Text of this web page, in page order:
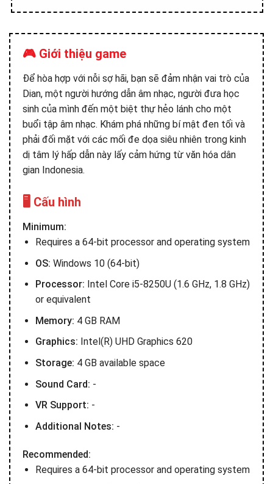
🎮 Giới thiệu game
Để hòa hợp với nỗi sợ hãi, bạn sẽ đảm nhận vai trò của
Dian, một người hướng dẫn âm nhạc, người đưa học
sinh của mình đến một biệt thự hẻo lánh cho một
buổi tập âm nhạc. Khám phá những bí mật đen tối và
phải đối mặt với các mối đe dọa siêu nhiên trong kinh
dị tâm lý hấp dẫn này lấy cảm hứng từ văn hóa dân
gian Indonesia.
🖥️ Cấu hình
Minimum:
Requires a 64-bit processor and operating system
OS: Windows 10 (64-bit)
Processor: Intel Core i5-8250U (1.6 GHz, 1.8 GHz)
or equivalent
Memory: 4 GB RAM
Graphics: Intel(R) UHD Graphics 620
Storage: 4 GB available space
Sound Card: -
VR Support: -
Additional Notes: -
Recommended:
Requires a 64-bit processor and operating system